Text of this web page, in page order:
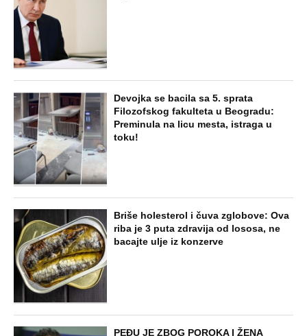
Devojka se bacila sa 5. sprata
Filozofskog fakulteta u Beogradu:
Preminula na licu mesta, istraga u
toku!
Briše holesterol i čuva zglobove: Ova
riba je 3 puta zdravija od lososa, ne
bacajte ulje iz konzerve
PEĐU JE ZBOG POROKA I ŽENA